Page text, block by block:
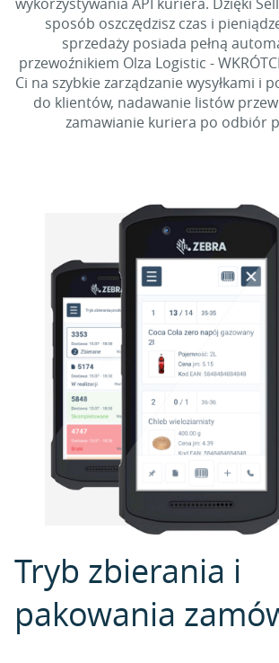
sposób oszczędzisz czas i
sprzedaży posiada pełną
przewoźnikiem Olza Logistic -
Ci na szybkie zarządzanie wysyłkami i
do klientów, nadawanie listów
zamawianie kuriera po odbiór
Tryb zbierania i
pakowania